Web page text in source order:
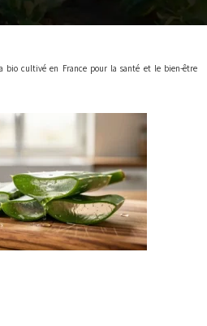
bio cultivé en France pour la santé et le bien-être